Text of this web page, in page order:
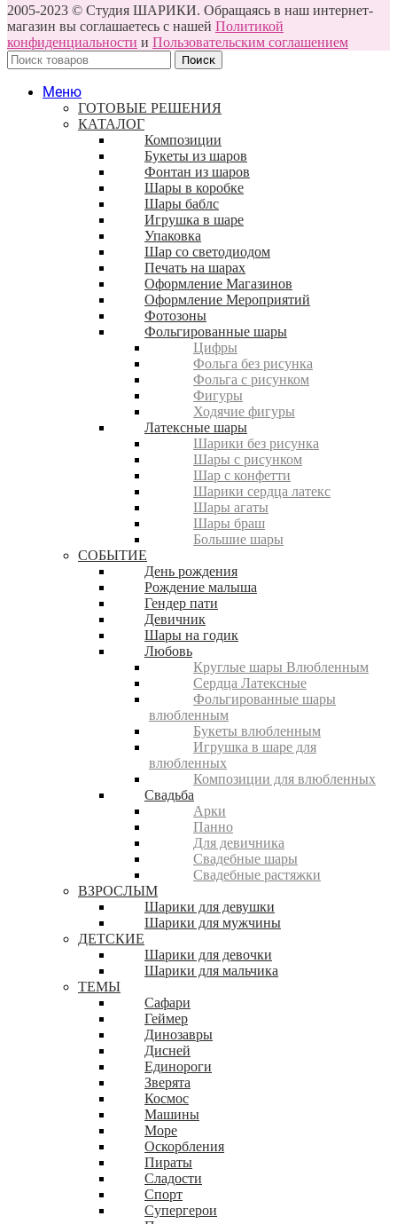
2005-2023 © Студия ШАРИКИ. Обращаясь в наш интернет-
магазин вы соглашаетесь с нашей Политикой
конфиденциальности и Пользовательским соглашением
Поиск
Меню
ГОТОВЫЕ РЕШЕНИЯ
КАТАЛОГ
Композиции
Букеты из шаров
Фонтан из шаров
Шары в коробке
Шары баблс
Игрушка в шаре
Упаковка
Шар со светодиодом
Печать на шарах
Оформление Магазинов
Оформление Мероприятий
Фотозоны
Фольгированные шары
Цифры
Фольга без рисунка
Фольга с рисунком
Фигуры
Ходячие фигуры
Латексные шары
Шарики без рисунка
Шары с рисунком
Шар с конфетти
Шарики сердца латекс
Шары агаты
Шары браш
Большие шары
СОБЫТИЕ
День рождения
Рождение малыша
Гендер пати
Девичник
Шары на годик
Любовь
Круглые шары Влюбленным
Сердца Латексные
Фольгированные шары
влюбленным
Букеты влюбленным
Игрушка в шаре для
влюбленных
Композиции для влюбленных
Свадьба
Арки
Панно
Для девичника
Свадебные шары
Свадебные растяжки
ВЗРОСЛЫМ
Шарики для девушки
Шарики для мужчины
ДЕТСКИЕ
Шарики для девочки
Шарики для мальчика
ТЕМЫ
Сафари
Геймер
Динозавры
Дисней
Единороги
Зверята
Космос
Машины
Море
Оскорбления
Пираты
Сладости
Спорт
Супергерои